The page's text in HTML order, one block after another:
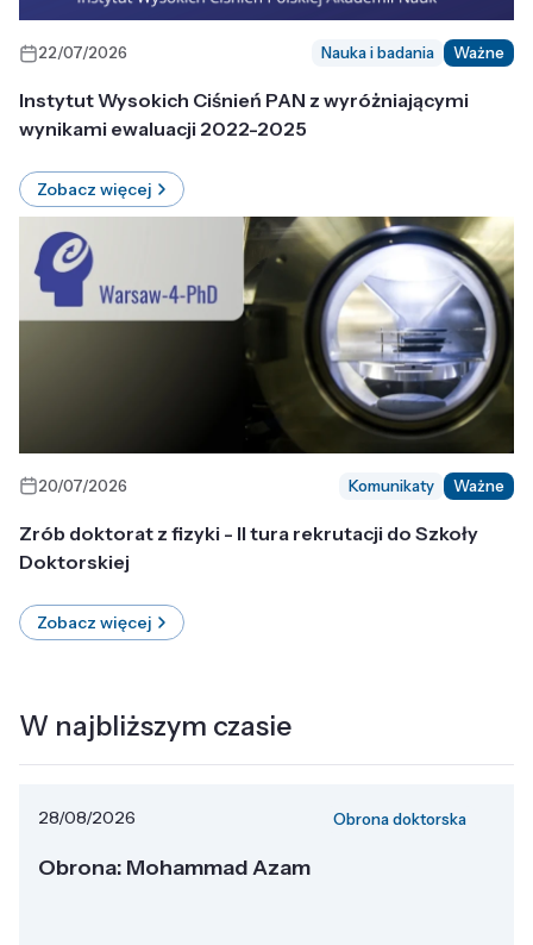
22/07/2026 Nauka i badania Ważne
Instytut Wysokich Ciśnień PAN z wyróżniającymi
wynikami ewaluacji 2022-2025
Zobacz więcej
20/07/2026 Komunikaty Ważne
Zrób doktorat z fizyki - II tura rekrutacji do Szkoły
Doktorskiej
Zobacz więcej
W najbliższym czasie
28/08/2026 Obrona doktorska
Obrona: Mohammad Azam